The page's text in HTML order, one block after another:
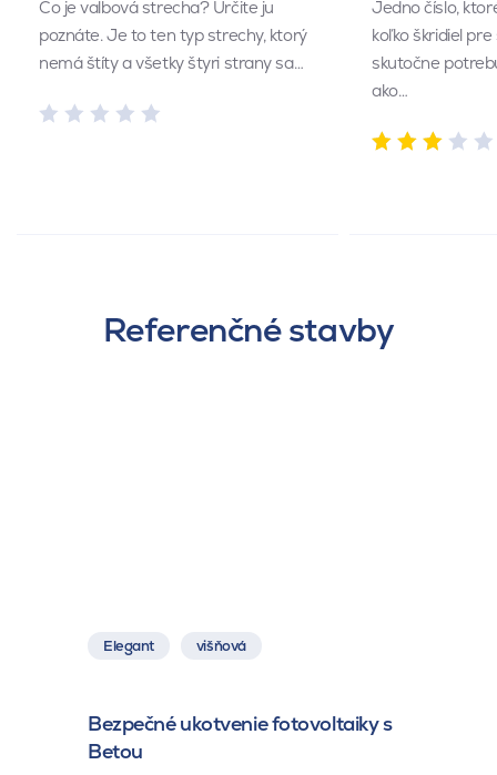
Čo je valbová strecha? Určite ju
poznáte. Je to ten typ strechy, ktorý
nemá štíty a všetky štyri strany sa…
Jedno číslo,
koľko škridiel
skutočne
ako…
Referenčné stavby
Elegant višňová
Bezpečné ukotvenie fotovoltaiky s
Betou